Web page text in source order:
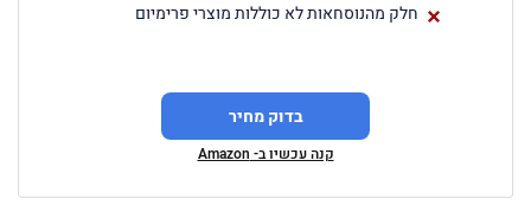
חלק מהנוסחאות לא כוללות מוצרי פרימיום
בדוק מחיר
קנה עכשיו ב- Amazon